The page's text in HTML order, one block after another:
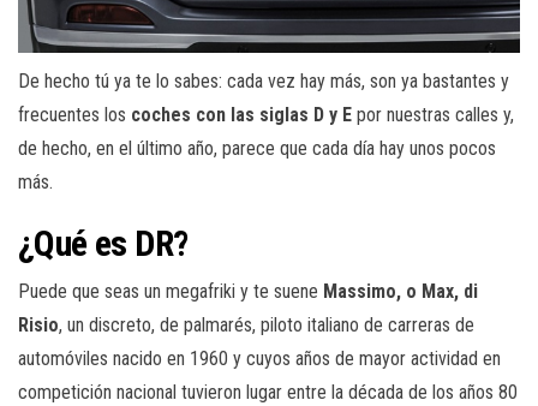
De hecho tú ya te lo sabes: cada vez hay más, son ya bastantes y
frecuentes los coches con las siglas D y E por nuestras calles y,
de hecho, en el último año, parece que cada día hay unos pocos
más.
¿Qué es DR?
Puede que seas un megafriki y te suene Massimo, o Max, di
Risio, un discreto, de palmarés, piloto italiano de carreras de
automóviles nacido en 1960 y cuyos años de mayor actividad en
competición nacional tuvieron lugar entre la década de los años 80